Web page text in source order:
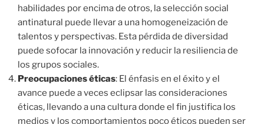
habilidades por encima de otros, la selección social
antinatural puede llevar a una homogeneización de
talentos y perspectivas. Esta pérdida de diversidad
puede sofocar la innovación y reducir la resiliencia de
los grupos sociales.
Preocupaciones éticas: El énfasis en el éxito y el
avance puede a veces eclipsar las consideraciones
éticas, llevando a una cultura donde el fin justifica los
medios y los comportamientos poco éticos pueden ser